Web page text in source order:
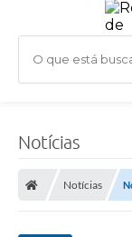
O que está
Notícias
Notícias